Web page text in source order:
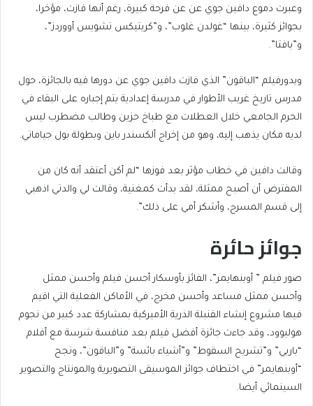
وعبرت دموع دافين جوي عن عن فرحة كبيرة، رغم أنها فازت، مؤخرا،
بجوائز كثيرة، بينها “غولدن غلوب”، و”كريتيكس تشويس أووردز”،
و”بافتا”.
ويدورفيلم “الباقون” الذي فازت دافين جوي عن دورها فيه بالجائزة، حول
مدرس تاريخ غريب الأطوار في مدرسة إعدادية يتم إجباره على البقاء في
الحرم الجامعي خلال العطلات مع طباخ حزين وطالب مضطرب ليس
لديه مكان يذهب إليه، وهو من إخراج ألكسندر باين وبطولة بول جياماتي.
وقالت دافين في خطاب مؤثر بعد فوزها “لم أكن أعتقد أنه كان من
المفترض أن أصبح ممثلة، لقد بدأت كمغنية، وقالت لي والدتي اذهبي
إلى قسم المسرح، وأشكر أمي على ذلك”.
جوائز حائرة
صور فيلم ” أوبنهايمر”، الفائز بأوسكار أحسن فيلم وأحسن ممثل
وأحسن ممثل مساعد وأحسن مخرج، في الأماكن الفعلية التي اقيم
فيها مشروع إنشاء القنبلة الذرية الأميركية بمشاركة عدد كبير من نجوم
هوليوود، وقد جاءت جائزة أفضل فيلم بعد منافسة شرسة مع أفلام
“باربي” و”تشريح السقوط” و”أشياء بائسة” و”الباقون”، ونجح
“أوبنهايمر” في اختطاف جوائز الموسيقى التصويرية والمونتاج والتصوير
السينمائي أيضا.